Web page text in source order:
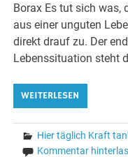
Borax Es tut sich was,
aus einer unguten
direkt drauf zu. Der
Lebenssituation steht
WEITERLESEN
Hier täglich Kraft
Kommentar